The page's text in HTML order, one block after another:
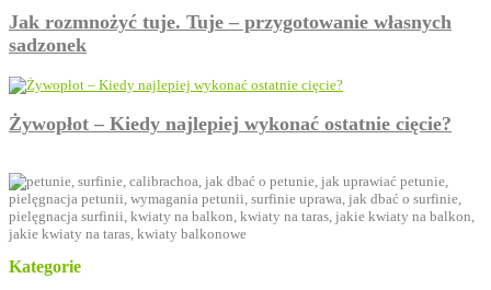
Jak rozmnożyć tuje. Tuje – przygotowanie własnych
sadzonek
Żywopłot – Kiedy najlepiej wykonać ostatnie cięcie?
Kategorie